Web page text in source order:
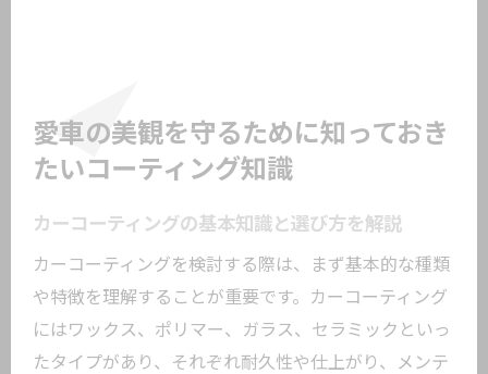
愛車の美観を守るために知っておき
たいコーティング知識
カーコーティングの基本知識と選び方を解説
カーコーティングを検討する際は、まず基本的な種類
や特徴を理解することが重要です。カーコーティング
にはワックス、ポリマー、ガラス、セラミックといっ
たタイプがあり、それぞれ耐久性や仕上がり、メンテ